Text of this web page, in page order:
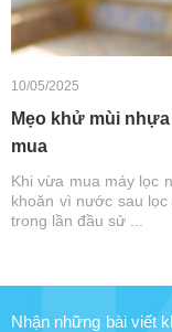
10/05/2025
Mẹo khử mùi
mua
Khi vừa mua máy lọc
khoăn vì nước sau
trong lần đầu sử ...
Nhận những bài viết